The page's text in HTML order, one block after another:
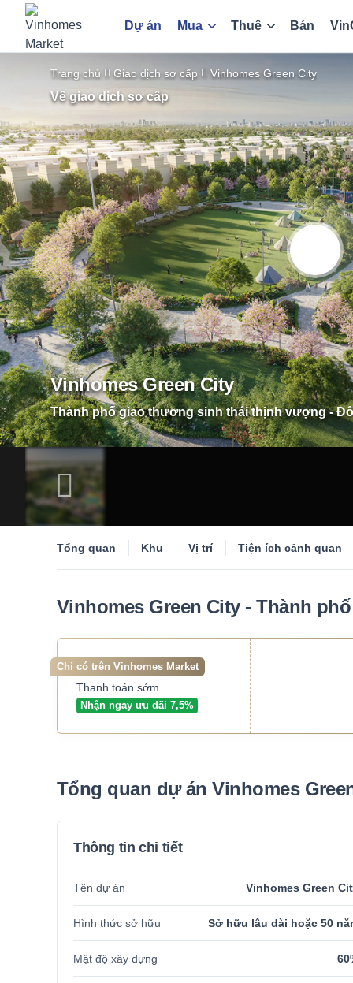
Dự án Mua Thuê Bán
Trang chủ Giao dịch sơ cấp Vinhomes Green City
Về giao dịch sơ cấp
Vinhomes Green City
Thành phố giao thương sinh thái thịnh vượng -
Tổng quan Khu Vị trí Tiện ích cảnh quan
Vinhomes Green City - Thành
Chỉ có trên Vinhomes Market
Thanh toán sớm
Nhận ngay ưu đãi 7,5%
Tổng quan dự án Vinhomes
Thông tin chi tiết
Tên dự án Vinhomes Green
Hình thức sở hữu Sở hữu lâu dài hoặc 50
Mật độ xây dựng